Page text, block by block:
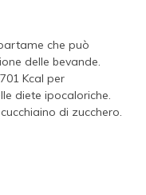
che può
delle bevande.
Kcal per
diete ipocaloriche.
di zucchero.